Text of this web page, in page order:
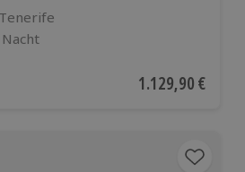
Aktueller Preis
1.129,90 €